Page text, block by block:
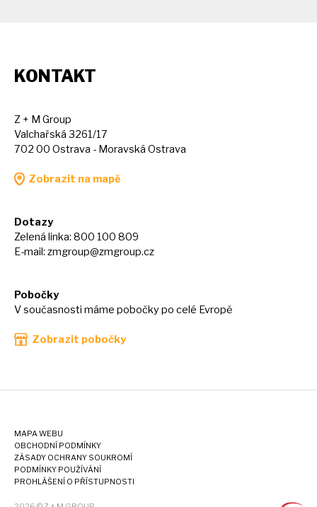
KONTAKT
Z + M Group
Valchařská 3261/17
702 00 Ostrava - Moravská Ostrava
Zobrazit na mapě
Dotazy
Zelená linka: 800 100 809
E-mail: zmgroup@zmgroup.cz
Pobočky
V současnosti máme pobočky po celé Evropě
Zobrazit pobočky
MAPA WEBU
OBCHODNÍ PODMÍNKY
ZÁSADY OCHRANY SOUKROMÍ
PODMÍNKY POUŽÍVÁNÍ
PROHLÁŠENÍ O PŘÍSTUPNOSTI